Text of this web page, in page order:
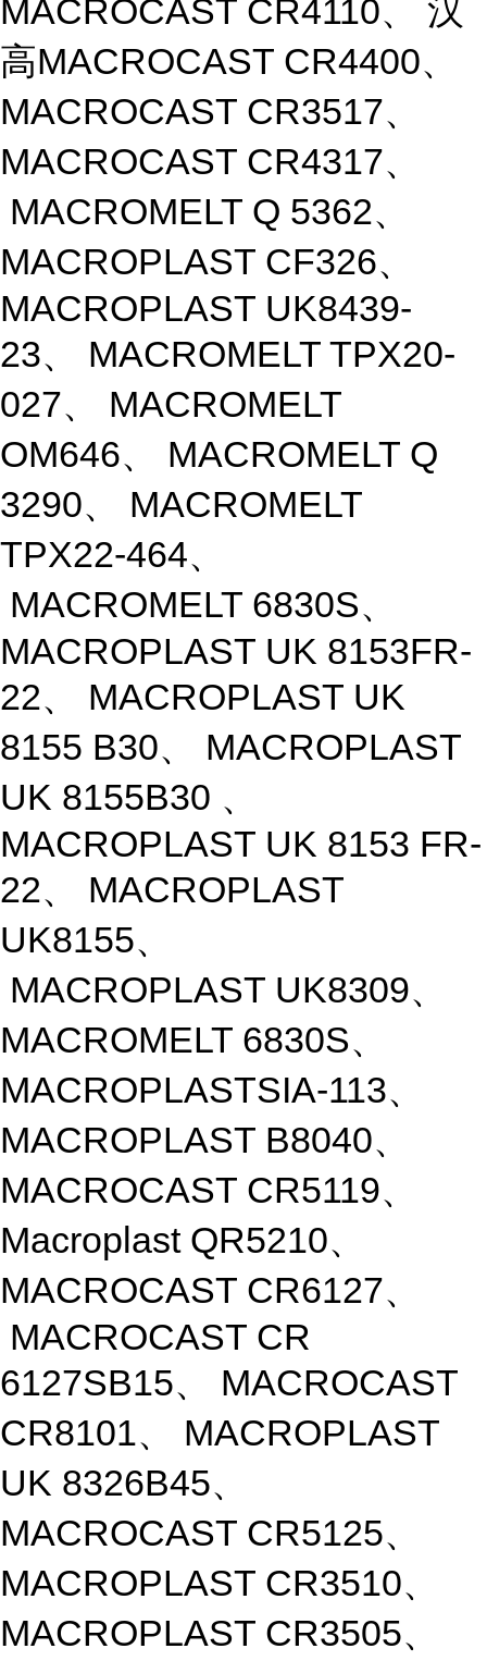
MACROCAST CR4110、 汉
高MACROCAST CR4400、
MACROCAST CR3517、
MACROCAST CR4317、
MACROMELT Q 5362、
MACROPLAST CF326、
MACROPLAST UK8439-
23、 MACROMELT TPX20-
027、 MACROMELT
OM646、 MACROMELT Q
3290、 MACROMELT
TPX22-464、
MACROMELT 6830S、
MACROPLAST UK 8153FR-
22、 MACROPLAST UK
8155 B30、 MACROPLAST
UK 8155B30 、
MACROPLAST UK 8153 FR-
22、 MACROPLAST
UK8155、
MACROPLAST UK8309、
MACROMELT 6830S、
MACROPLASTSIA-113、
MACROPLAST B8040、
MACROCAST CR5119、
Macroplast QR5210、
MACROCAST CR6127、
MACROCAST CR
6127SB15、 MACROCAST
CR8101、 MACROPLAST
UK 8326B45、
MACROCAST CR5125、
MACROPLAST CR3510、
MACROPLAST CR3505、